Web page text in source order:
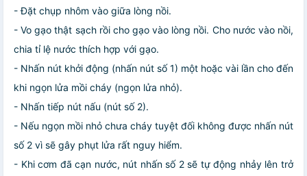
- Đặt chụp nhôm vào giữa lòng nồi.
- Vo gạo thật sạch rồi cho gạo vào lòng nồi. Cho nước vào nồi,
chia tỉ lệ nước thích hợp với gạo.
- Nhấn nút khởi động (nhấn nút số 1) một hoặc vài lần cho đến
khi ngọn lửa mồi cháy (ngọn lửa nhỏ).
- Nhấn tiếp nút nấu (nút số 2).
- Nếu ngọn mồi nhỏ chưa cháy tuyệt đối không được nhấn nút
số 2 vì sẽ gây phụt lửa rất nguy hiểm.
- Khi cơm đã cạn nước, nút nhấn số 2 sẽ tự động nhảy lên trở